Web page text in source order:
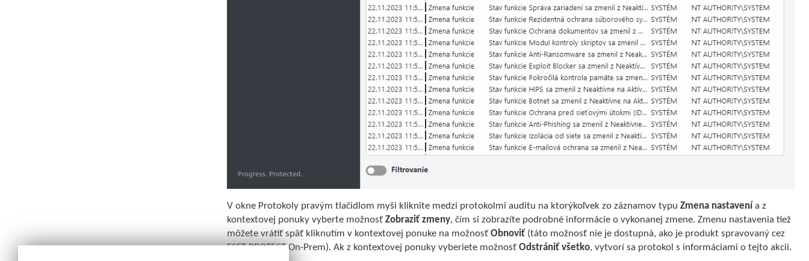
V okne Protokoly pravým tlačidlom myši kliknite medzi protokolmi auditu na ktorýkoľvek zo záznamov typuZmena nastavení a z
kontextovej ponuky vyberte možnosťZobraziť zmeny, čím si zobrazíte podrobné informácie o vykonanej zmene. Zmenu nastavenia tiež
môžete vrátiť späť kliknutím v kontextovej ponuke na možnosťObnoviť (táto možnosť nie je dostupná, ako je produkt spravovaný cez
ESET PROTECT On-Prem). Ak z kontextovej ponuky vyberiete možnosťOdstrániť všetko, vytvorí sa protokol s informáciami o tejto akcii.